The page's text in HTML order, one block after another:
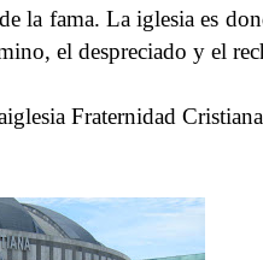
la fama. La iglesia es
el despreciado y el
Fraternidad